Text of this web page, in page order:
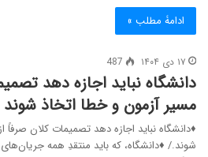
ادامۀ مطلب »
۱۷ دی ۱۴۰۴ 487
دانشگاه نباید اجازه دهد
مسیر آزمون و خطا اتخاذ شوند
♦دانشگاه نباید اجازه دهد تصمیمات کلان
شوند./ ♦دانشگاه، که باید منتقدِ همه